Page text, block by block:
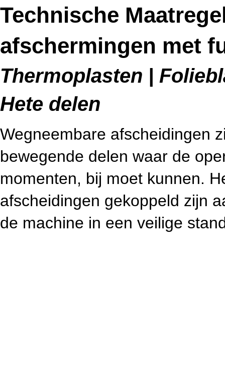
Technische
afschermingen met
Thermoplasten |
Hete delen
Wegneembare afscheidingen
bewegende delen waar de
momenten, bij moet kunnen.
afscheidingen gekoppeld zijn
de machine in een veilige